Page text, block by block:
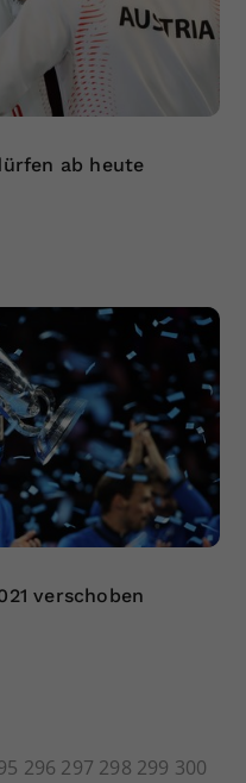
ab heute
verschoben
296 297 298 299 300